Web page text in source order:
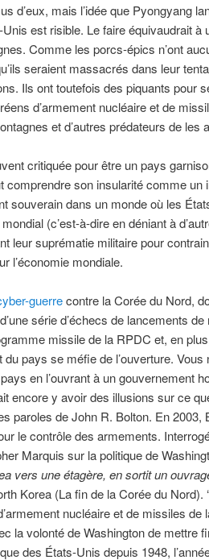
d’eux, mais l’idée que Pyongyang
est risible. Le faire équivaudrait à
Comme les porcs-épics n’ont
seraient massacrés dans leur
Ils ont toutefois des piquants pour
d’armement nucléaire et de
et d’autres prédateurs de les
critiquée pour être un pays
comprendre son insularité comme un
souverain dans un monde où les
mondial (c’est-à-dire en déniant à
leur suprématie militaire pour
l’économie mondiale.
guerrecontre la Corée du Nord,
série d’échecs de lancements
missile de la RPDC et, en
pays se méfie de l’ouverture. Vous
en l’ouvrant à un gouvernement
encore y avoir des illusions sur ce
paroles de John R. Bolton. En 2003,
le contrôle des armements.
Marquis sur la politique de
vers une étagère, en sortit un
Korea (La fin de la Corée du Nord).
nucléaire et de missiles de
la volonté de Washington de mettre
des États-Unis depuis 1948,